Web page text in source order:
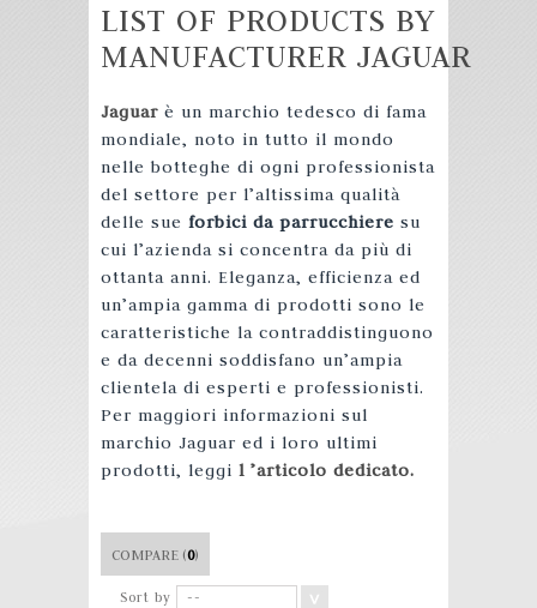
LIST OF PRODUCTS BY
MANUFACTURER JAGUAR
Jaguar è un marchio tedesco di fama
mondiale, noto in tutto il mondo
nelle botteghe di ogni professionista
del settore per l’altissima qualità
delle sue forbici da parrucchiere su
cui l’azienda si concentra da più di
ottanta anni. Eleganza, efficienza ed
un’ampia gamma di prodotti sono le
caratteristiche la contraddistinguono
e da decenni soddisfano un’ampia
clientela di esperti e professionisti.
Per maggiori informazioni sul
marchio Jaguar ed i loro ultimi
prodotti, leggi l ’articolo dedicato.
COMPARE (0)
Sort by --